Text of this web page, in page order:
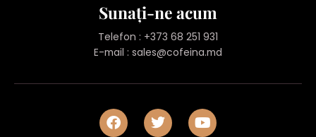
Sunați-ne acum
Telefon : +373 68 251 931
E-mail : sales@cofeina.md